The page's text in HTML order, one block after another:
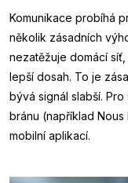
Komunikace probíhá
několik zásadních
nezatěžuje domácí
lepší dosah. To je
bývá signál slabší.
bránu (například
mobilní aplikací.